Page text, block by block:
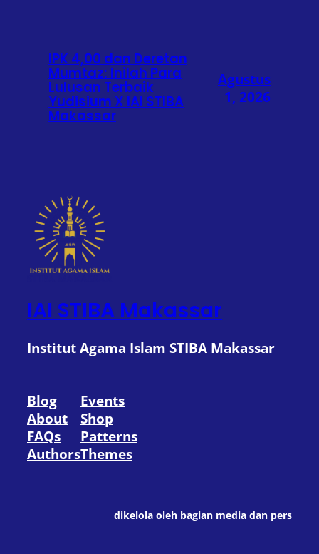
IPK 4,00 dan Deretan
Mumtaz: Inilah Para
Lulusan Terbaik
Yudisium X IAI STIBA
Makassar
Agustus
1, 2026
IAI STIBA Makassar
Institut Agama Islam STIBA Makassar
Blog
About
FAQs
Authors
Events
Shop
Patterns
Themes
dikelola oleh bagian media dan pers